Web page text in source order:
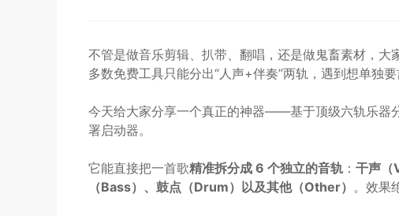
不管是做音乐剪辑、扒带、翻唱，还是做鬼畜素材，
多数免费工具只能分出“人声+伴奏”两轨，遇到想单独
今天给大家分享一个真正的神器——基于顶级六轨乐器
署启动器。
它能直接把一首歌精准拆分成 6 个独立的音轨 ： 干声（
（Bass）、鼓点（Drum）以及其他（Other） 。效果